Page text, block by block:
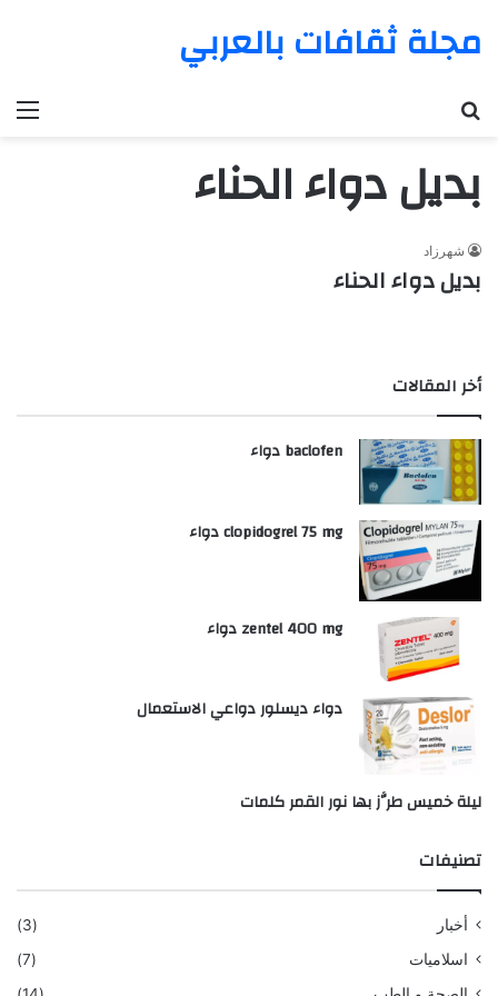
مجلة ثقافات بالعربي
بديل دواء الحناء
شهرزاد
بديل دواء الحناء
أخر المقالات
baclofen دواء
clopidogrel 75 mg دواء
zentel 400 mg دواء
دواء ديسلور دواعي الاستعمال
ليلة خميس طرَّز بها نور القمر كلمات
تصنيفات
أخبار
(3)
اسلاميات
(7)